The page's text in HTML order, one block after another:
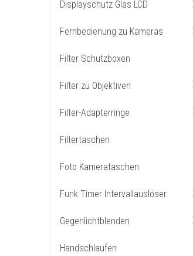
Displayschutz Glas LCD
Fernbedienung zu Kameras
Filter Schutzboxen
Filter zu Objektiven
Filter-Adapterringe
Filtertaschen
Foto Kamerataschen
Funk Timer Intervallauslöser
Gegenlichtblenden
Handschlaufen